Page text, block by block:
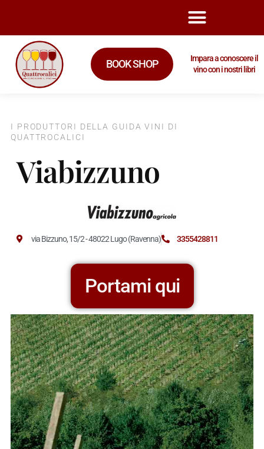
BOOK SHOP
Impara a conoscere il
vino con i nostri libri
I PRODUTTORI DELLA GUIDA VINI DI
QUATTROCALICI
Viabizzuno
via Bizzuno, 15/2 - 48022 Lugo (Ravenna) 3355428811
Portami qui